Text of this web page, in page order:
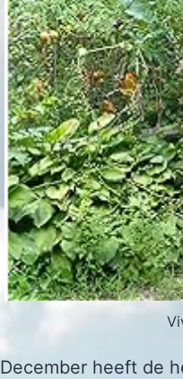
December heeft de